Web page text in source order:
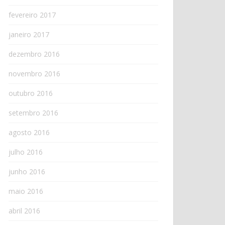
fevereiro 2017
janeiro 2017
dezembro 2016
novembro 2016
outubro 2016
setembro 2016
agosto 2016
julho 2016
junho 2016
maio 2016
abril 2016